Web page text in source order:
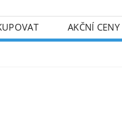
AKČNÍ CENY